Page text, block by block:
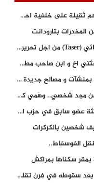
احالة 25 شخص على القضاء بتهم ثقيلة على خلفية احداث المناطق الشمالية
استعمال مسدس الصعق الكهربائي (Taser) من اجل تحرير شابة محتجزة
استنفار امني بعد العثور على جثتي اخ و ابن صاحب مطعم اسماك مشهور بطنجة
عيد العرش.. تعزيز البنية الأمنية بمنشآت و مصالح جديدة بكل من الحسيمة – فاس و الناظور
الملك محمد السادس: لم أبحث عن مجد شخصي.. وهَمي كرامة المغاربة
استنفار امني بعد العثور على جثة عضو سابق في حزب المصباح بالقنيطرة..
الفوسفاط..
سكناها بمراكش
حادث مؤلم يودي بحياة ستيني بعد سقوطه في فرن تقليدي “للجير”